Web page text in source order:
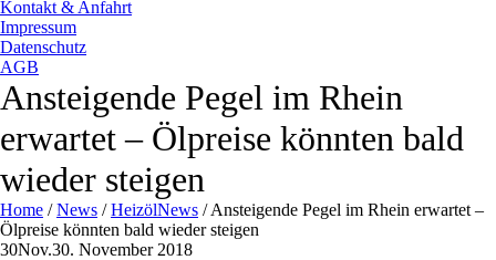
Kontakt & Anfahrt
Impressum
Datenschutz
AGB
Ansteigende Pegel im Rhein
erwartet – Ölpreise könnten bald
wieder steigen
Home /News /HeizölNews /Ansteigende Pegel im Rhein erwartet –
Ölpreise könnten bald wieder steigen
30Nov.30. November 2018